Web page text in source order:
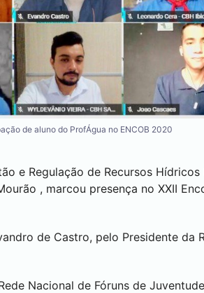
de aluno do ProfÁgua no ENCOB 2020
e Regulação de Recursos
, marcou presença no XXII
de Castro, pelo Presidente da
Nacional de Fóruns de